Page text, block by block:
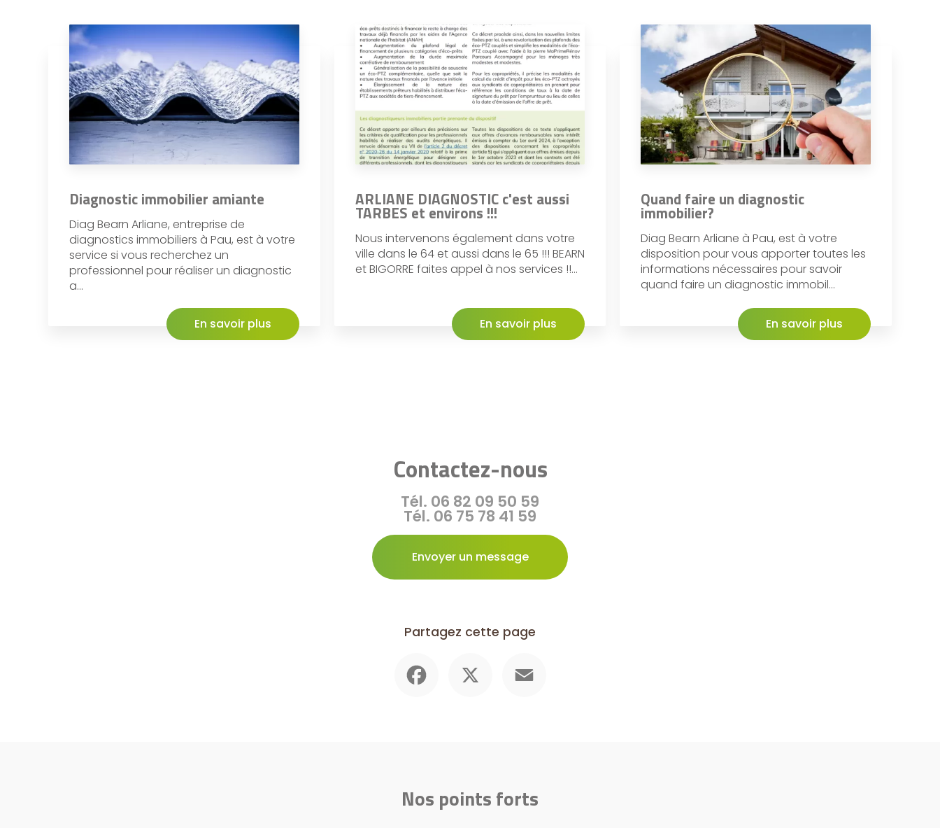
Diagnostic immobilier amiante
Diag Bearn Arliane, entreprise de
diagnostics immobiliers à Pau, est à votre
service si vous recherchez un
professionnel pour réaliser un diagnostic
a...
En savoir plus
ARLIANE DIAGNOSTIC c'est aussi
TARBES et environs !!!
Nous intervenons également dans votre
ville dans le 64 et aussi dans le 65 !!! BEARN
et BIGORRE faites appel à nos services !!...
En savoir plus
Quand faire un diagnostic
immobilier?
Diag Bearn Arliane à Pau, est à votre
disposition pour vous apporter toutes les
informations nécessaires pour savoir
quand faire un diagnostic immobil...
En savoir plus
Contactez-nous
Tél. 06 82 09 50 59
Tél. 06 75 78 41 59
Envoyer un message
Partagez cette page
Nos points forts